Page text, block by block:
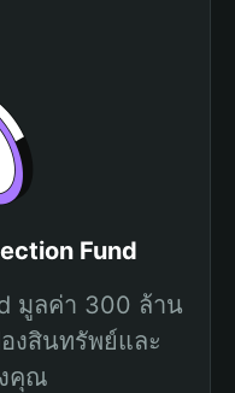
Fund
มูลค่า 300 ล้าน
งสินทรัพย์และ
คุณ